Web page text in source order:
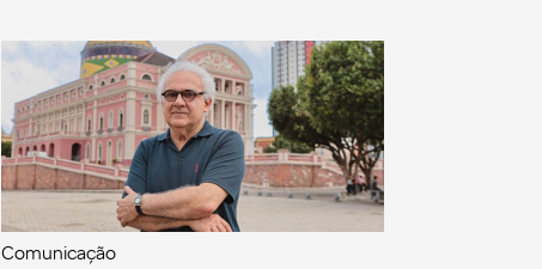
Comunicação